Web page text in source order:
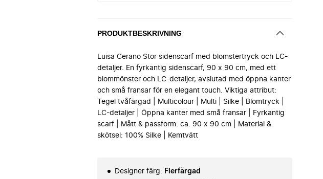
PRODUKTBESKRIVNING
Luisa Cerano Stor sidenscarf med blomstertryck och LC-
detaljer. En fyrkantig sidenscarf, 90 x 90 cm, med ett
blommönster och LC-detaljer, avslutad med öppna kanter
och små fransar för en elegant touch. Viktiga attribut:
Tegel tvåfärgad | Multicolour | Multi | Silke | Blomtryck |
LC-detaljer | Öppna kanter med små fransar | Fyrkantig
scarf | Mått & passform: ca. 90 x 90 cm | Material &
skötsel: 100% Silke | Kemtvätt
Designer färg: Flerfärgad